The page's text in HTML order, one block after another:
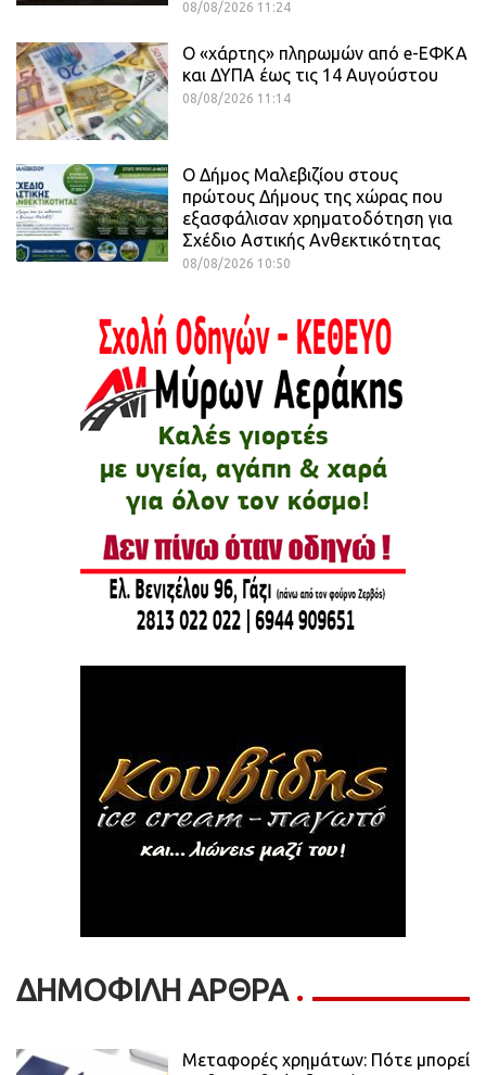
08/08/2026 11:24
Ο «χάρτης» πληρωμών από e-ΕΦΚΑ
και ΔΥΠΑ έως τις 14 Αυγούστου
08/08/2026 11:14
Ο Δήμος Μαλεβιζίου στους
πρώτους Δήμους της χώρας που
εξασφάλισαν χρηματοδότηση για
Σχέδιο Αστικής Ανθεκτικότητας
08/08/2026 10:50
ΔΗΜΟΦΙΛΗ ΑΡΘΡΑ
Μεταφορές χρημάτων: Πότε μπορεί